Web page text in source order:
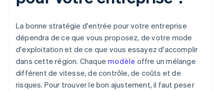
La bonne stratégie d'entrée pour votre entreprise
dépendra de ce que vous proposez, de votre mode
d'exploitation et de ce que vous essayez d'accomplir
dans cette région. Chaque modèle offre un mélange
différent de vitesse, de contrôle, de coûts et de
risques. Pour trouver le bon ajustement, il faut peser